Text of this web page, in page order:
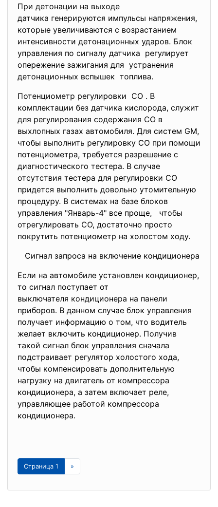
При детонации на выходе
датчика генерируются импульсы напряжения,
которые увеличиваются с возрастанием
интенсивности детонационных ударов. Блок
управления по сигналу датчика регулирует
опережение зажигания для устранения
детонационных вспышек топлива.
Потенциометр регулировки СО . В
комплектации без датчика кислорода, служит
для регулирования содержания СО в
выхлопных газах автомобиля. Для систем GM,
чтобы выполнить регулировку СО при помощи
потенциометра, требуется разрешение с
диагностического тестера. В случае
отсутствия тестера для регулировки СО
придется выполнить довольно утомительную
процедуру. В системах на базе блоков
управления "Январь-4" все проще, чтобы
отрегулировать СО, достаточно просто
покрутить потенциометр на холостом ходу.
Сигнал запроса на включение кондиционера
Если на автомобиле установлен кондиционер,
то сигнал поступает от
выключателя кондиционера на панели
приборов. В данном случае блок управления
получает информацию о том, что водитель
желает включить кондиционер. Получив
такой сигнал блок управления сначала
подстраивает регулятор холостого хода,
чтобы компенсировать дополнительную
нагрузку на двигатель от компрессора
кондиционера, а затем включает реле,
управляющее работой компрессора
кондиционера.
Страница 1 »